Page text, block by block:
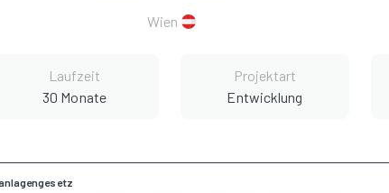
Wien
Laufzeit
30 Monate
Projektart
Entwicklung